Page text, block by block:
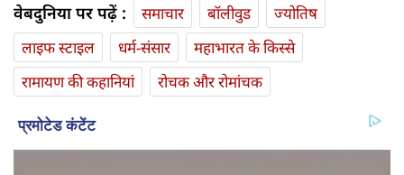
वेबदुनिया पर पढ़ें : समाचार बॉलीवुड
ज्योतिष
लाइफ स्‍टाइल
धर्म-संसार
महाभारत के किस्से
रामायण की कहानियां
रोचक और रोमांचक